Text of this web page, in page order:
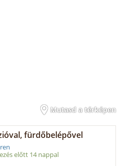
Mutasd a térképen
fürdőbelépővel
előtt 14 nappal